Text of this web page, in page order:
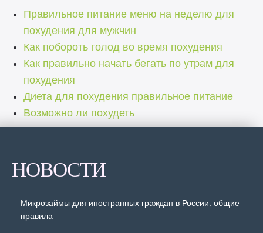
Правильное питание меню на неделю для
похудения для мужчин
Как побороть голод во время похудения
Как правильно начать бегать по утрам для
похудения
Диета для похудения правильное питание
Возможно ли похудеть
НОВОСТИ
Микрозаймы для иностранных граждан в России: общие
правила